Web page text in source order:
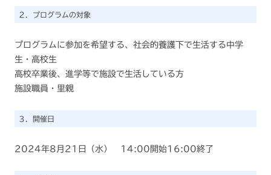
２．プログラムの対象
プログラムに参加を希望する、社会的養護下で生活する中学
生・高校生
高校卒業後、進学等で施設で生活している方
施設職員・里親
３．開催日
2024年8月21日（水） 14:00開始16:00終了